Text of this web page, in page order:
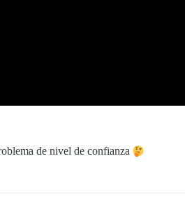
de nivel de confianza